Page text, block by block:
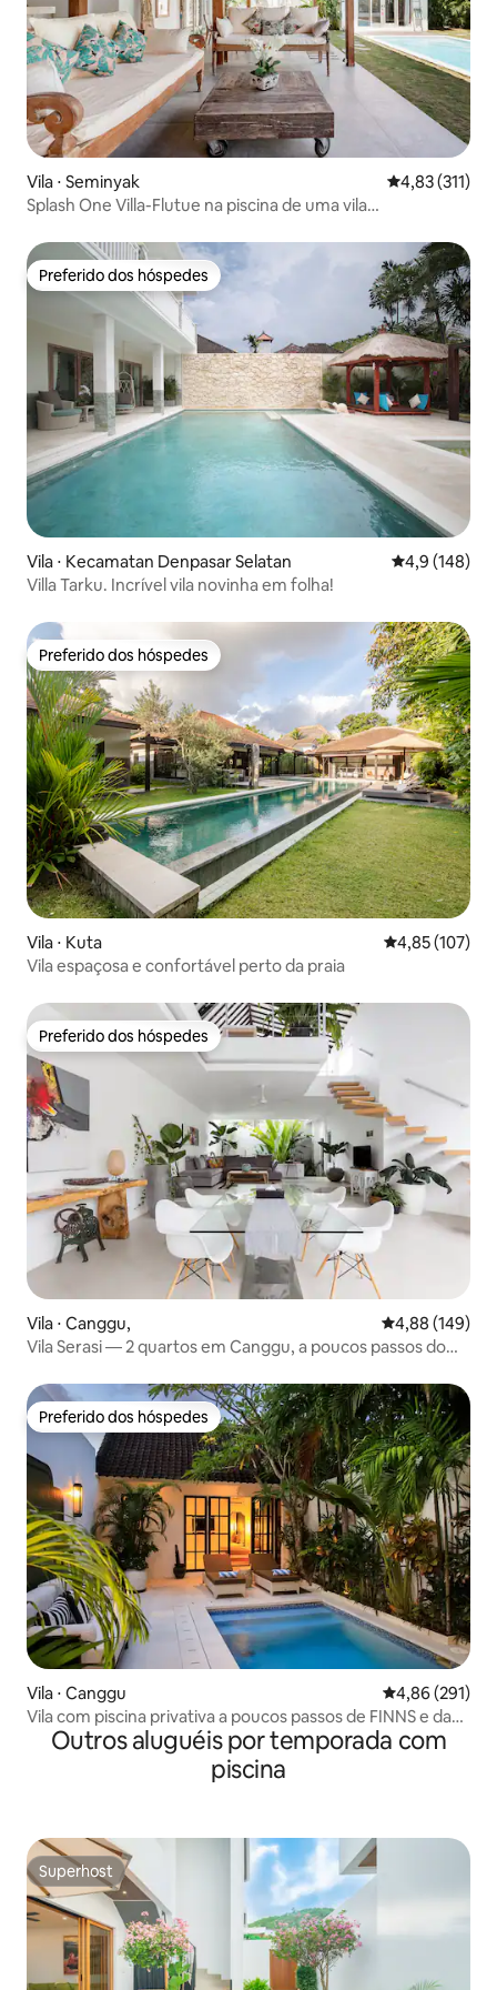
Vila ⋅ Seminyak 4,83 de uma
4,83 (311)
Splash One Villa-Flutue na piscina de uma vila
Preferido dos hóspedes
Preferido dos hóspedes
Vila ⋅ Kecamatan Denpasar Selatan 4,9 de uma
4,9 (148)
Villa Tarku. Incrível vila novinha em folha!
Preferido dos hóspedes
Preferido dos hóspedes
Vila ⋅ Kuta 4,85 de uma
4,85 (107)
Vila espaçosa e confortável perto da praia
Preferido dos hóspedes
Preferido dos hóspedes
Vila ⋅ Canggu, 4,88 de uma
4,88 (149)
Vila Serasi — 2 quartos em Canggu, a poucos passos do
Preferido dos hóspedes
Preferido dos hóspedes
Vila ⋅ Canggu 4,86 de uma
4,86 (291)
Vila com piscina privativa a poucos passos de FINNS e da
praia de Canggu
Outros aluguéis por temporada com
piscina
Superhost
Superhost